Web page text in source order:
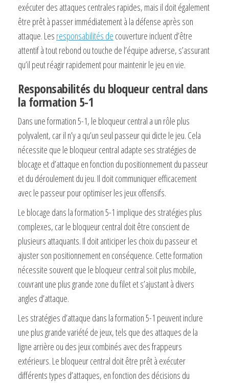
exécuter des attaques centrales rapides, mais il doit également
être prêt à passer immédiatement à la défense après son
attaque. Les responsabilités de couverture incluent d’être
attentif à tout rebond ou touche de l’équipe adverse, s’assurant
qu’il peut réagir rapidement pour maintenir le jeu en vie.
Responsabilités du bloqueur central dans
la formation 5-1
Dans une formation 5-1, le bloqueur central a un rôle plus
polyvalent, car il n’y a qu’un seul passeur qui dicte le jeu. Cela
nécessite que le bloqueur central adapte ses stratégies de
blocage et d’attaque en fonction du positionnement du passeur
et du déroulement du jeu. Il doit communiquer efficacement
avec le passeur pour optimiser les jeux offensifs.
Le blocage dans la formation 5-1 implique des stratégies plus
complexes, car le bloqueur central doit être conscient de
plusieurs attaquants. Il doit anticiper les choix du passeur et
ajuster son positionnement en conséquence. Cette formation
nécessite souvent que le bloqueur central soit plus mobile,
couvrant une plus grande zone du filet et s’ajustant à divers
angles d’attaque.
Les stratégies d’attaque dans la formation 5-1 peuvent inclure
une plus grande variété de jeux, tels que des attaques de la
ligne arrière ou des jeux combinés avec des frappeurs
extérieurs. Le bloqueur central doit être prêt à exécuter
différents types d’attaques, en fonction des décisions du